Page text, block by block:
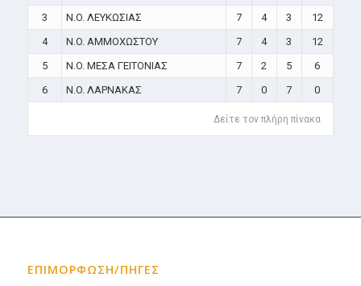
3
N.O. ΛΕΥΚΩΣΙΑΣ 7 4 3
12
4
N.O. ΑΜΜΟΧΩΣΤΟΥ 7 4 3
12
5
N.O. ΜΕΣΑ ΓΕΙΤΟΝΙΑΣ 7 2 5
6
6
N.O. ΛΑΡΝΑΚΑΣ 7 0 7 0
Δείτε τον πλήρη πίνακα
ΕΠΙΜΟΡΦΩΣΗ/ΠΗΓΕΣ